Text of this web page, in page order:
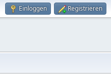
Einloggen Registrieren